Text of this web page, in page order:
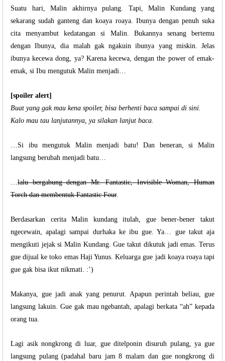
Suatu hari, Malin akhirnya pulang. Tapi, Malin Kundang yang
sekarang sudah ganteng dan koaya roaya. Ibunya dengan penuh suka
cita menyambut kedatangan si Malin. Bukannya senang bertemu
dengan Ibunya, dia malah gak ngakuin ibunya yang miskin. Jelas
ibunya kecewa dong, ya? Karena kecewa, dengan the power of emak-
emak, si Ibu mengutuk Malin menjadi…
[spoiler alert]
Buat yang gak mau kena spoiler, bisa berhenti baca sampai di sini.
Kalo mau tau lanjutannya, ya silakan lanjut baca.
…Si ibu mengutuk Malin menjadi batu! Dan beneran, si Malin
langsung berubah menjadi batu…
…lalu bergabung dengan Mr. Fantastic, Invisible Woman, Human
Torch dan membentuk Fantastic Four.
Berdasarkan cerita Malin kundang itulah, gue bener-bener takut
ngecewain, apalagi sampai durhaka ke ibu gue. Ya… gue takut aja
mengikuti jejak si Malin Kundang. Gue takut dikutuk jadi emas. Terus
gue dijual ke toko emas Haji Yunus. Keluarga gue jadi koaya roaya tapi
gue gak bisa ikut nikmati. :’)
Makanya, gue jadi anak yang penurut. Apapun perintah beliau, gue
langsung lakuin. Gue gak mau ngebantah, apalagi berkata “ah” kepada
orang tua.
Lagi asik nongkrong di luar, gue ditelponin disuruh pulang, ya gue
langsung pulang (padahal baru jam 8 malam dan gue nongkrong di